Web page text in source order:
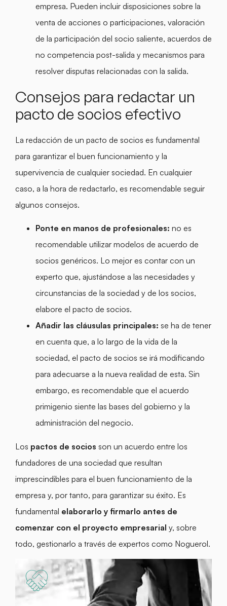
empresa. Pueden incluir disposiciones sobre la
venta de acciones o participaciones, valoración
de la participación del socio saliente, acuerdos de
no competencia post-salida y mecanismos para
resolver disputas relacionadas con la salida.
Consejos para redactar un
pacto de socios efectivo
La redacción de un pacto de socios es fundamental
para garantizar el buen funcionamiento y la
supervivencia de cualquier sociedad. En cualquier
caso, a la hora de redactarlo, es recomendable seguir
algunos consejos.
Ponte en manos de profesionales: no es
recomendable utilizar modelos de acuerdo de
socios genéricos. Lo mejor es contar con un
experto que, ajustándose a las necesidades y
circunstancias de la sociedad y de los socios,
elabore el pacto de socios.
Añadir las cláusulas principales: se ha de tener
en cuenta que, a lo largo de la vida de la
sociedad, el pacto de socios se irá modificando
para adecuarse a la nueva realidad de esta. Sin
embargo, es recomendable que el acuerdo
primigenio siente las bases del gobierno y la
administración del negocio.
Los pactos de socios son un acuerdo entre los
fundadores de una sociedad que resultan
imprescindibles para el buen funcionamiento de la
empresa y, por tanto, para garantizar su éxito. Es
fundamental elaborarlo y firmarlo antes de
comenzar con el proyecto empresarial y, sobre
todo, gestionarlo a través de expertos como Noguerol.